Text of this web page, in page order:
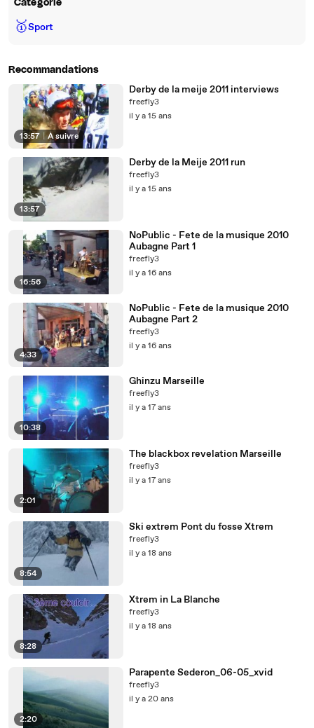
Catégorie
🥇Sport
Recommandations
13:57 | À suivre
Derby de la meije 2011 interviews
freefly3
il y a 15 ans
13:57
Derby de la Meije 2011 run
freefly3
il y a 15 ans
16:56
NoPublic - Fete de la musique 2010
Aubagne Part 1
freefly3
il y a 16 ans
4:33
NoPublic - Fete de la musique 2010
Aubagne Part 2
freefly3
il y a 16 ans
10:38
Ghinzu Marseille
freefly3
il y a 17 ans
2:01
The blackbox revelation Marseille
freefly3
il y a 17 ans
8:54
Ski extrem Pont du fosse Xtrem
freefly3
il y a 18 ans
8:28
Xtrem in La Blanche
freefly3
il y a 18 ans
2:20
Parapente Sederon_06-05_xvid
freefly3
il y a 20 ans